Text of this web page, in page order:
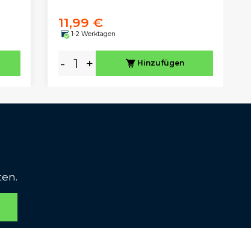
11,99 €
1-2 Werktagen
- + Hinzufügen